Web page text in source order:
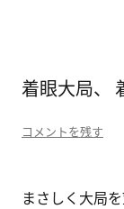
ッ
着眼大局、
コメントを残す
まさしく大局